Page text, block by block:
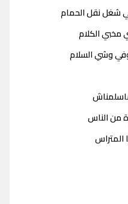
نقل الحمام
الكلام
وشي السلام
ماسلمناش
من الناس
المتراس